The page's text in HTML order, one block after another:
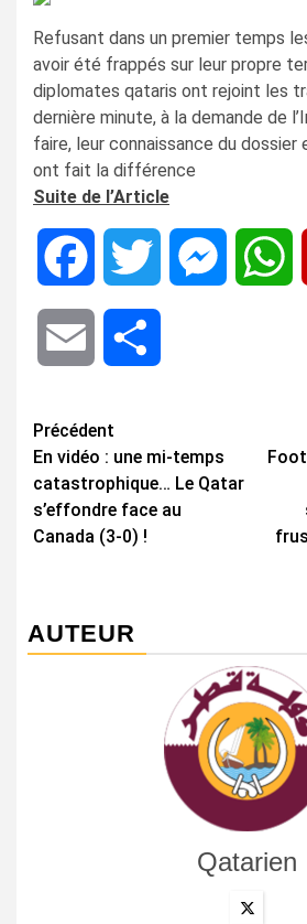
Refusant dans un premier temps
avoir été frappés sur leur propre
diplomates qataris ont rejoint les
dernière minute, à la demande de
faire, leur connaissance du
ont fait la différence
Suite de l’Article
Facebook Twitter Messenger
Email
Navigation
d’article
Précédent
En vidéo : une mi-temps
catastrophique… Le Qatar
s’effondre face au
Canada (3-0) !
AUTEUR
Qatarien